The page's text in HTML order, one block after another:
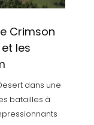
Crimson
les
dans une
batailles à